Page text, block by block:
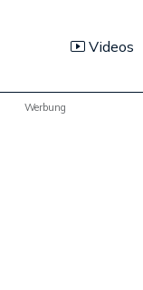
Videos
Werbung